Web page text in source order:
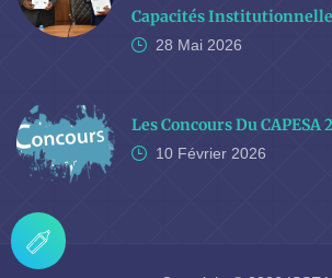
Capacités
28 Mai 2026
Les Concours Du CAPESA
10 Février 2026